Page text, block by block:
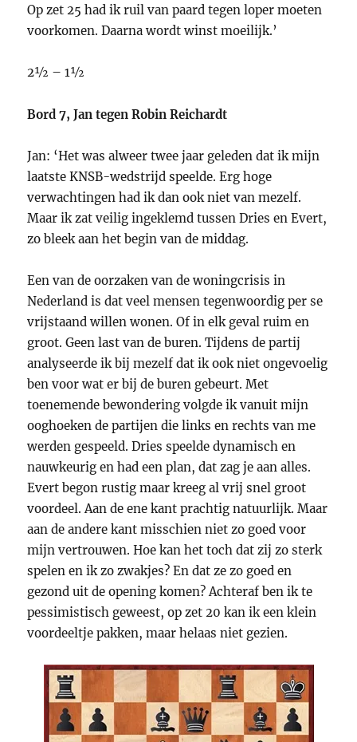
Op zet 25 had ik ruil van paard tegen loper moeten
voorkomen. Daarna wordt winst moeilijk.’
2½ – 1½
Bord 7, Jan tegen Robin Reichardt
Jan: ‘Het was alweer twee jaar geleden dat ik mijn
laatste KNSB-wedstrijd speelde. Erg hoge
verwachtingen had ik dan ook niet van mezelf.
Maar ik zat veilig ingeklemd tussen Dries en Evert,
zo bleek aan het begin van de middag.
Een van de oorzaken van de woningcrisis in
Nederland is dat veel mensen tegenwoordig per se
vrijstaand willen wonen. Of in elk geval ruim en
groot. Geen last van de buren. Tijdens de partij
analyseerde ik bij mezelf dat ik ook niet ongevoelig
ben voor wat er bij de buren gebeurt. Met
toenemende bewondering volgde ik vanuit mijn
ooghoeken de partijen die links en rechts van me
werden gespeeld. Dries speelde dynamisch en
nauwkeurig en had een plan, dat zag je aan alles.
Evert begon rustig maar kreeg al vrij snel groot
voordeel. Aan de ene kant prachtig natuurlijk. Maar
aan de andere kant misschien niet zo goed voor
mijn vertrouwen. Hoe kan het toch dat zij zo sterk
spelen en ik zo zwakjes? En dat ze zo goed en
gezond uit de opening komen? Achteraf ben ik te
pessimistisch geweest, op zet 20 kan ik een klein
voordeeltje pakken, maar helaas niet gezien.